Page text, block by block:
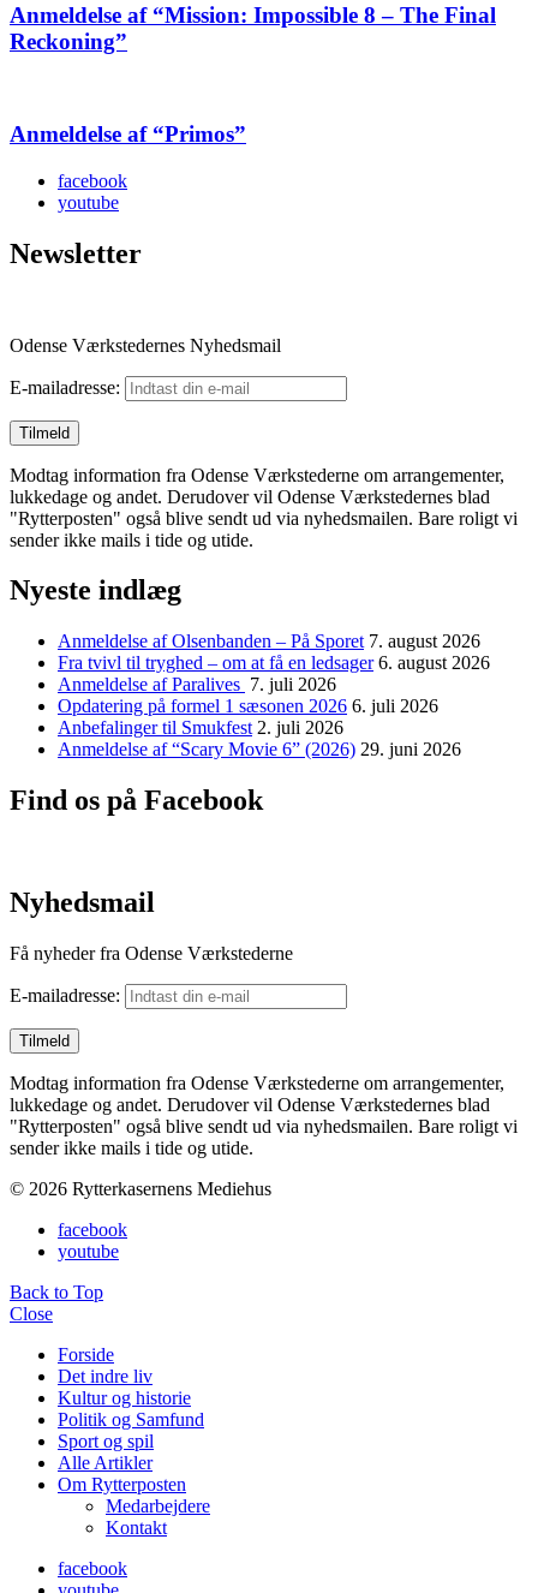
Anmeldelse af “Mission: Impossible 8 – The Final
Reckoning”
Anmeldelse af “Primos”
facebook
youtube
Newsletter
Odense Værkstedernes Nyhedsmail
E-mailadresse:
Modtag information fra Odense Værkstederne om arrangementer,
lukkedage og andet. Derudover vil Odense Værkstedernes blad
"Rytterposten" også blive sendt ud via nyhedsmailen. Bare roligt vi
sender ikke mails i tide og utide.
Nyeste indlæg
Anmeldelse af Olsenbanden – På Sporet 7. august 2026
Fra tvivl til tryghed – om at få en ledsager 6. august 2026
Anmeldelse af Paralives 7. juli 2026
Opdatering på formel 1 sæsonen 2026 6. juli 2026
Anbefalinger til Smukfest 2. juli 2026
Anmeldelse af “Scary Movie 6” (2026) 29. juni 2026
Find os på Facebook
Nyhedsmail
Få nyheder fra Odense Værkstederne
E-mailadresse:
Modtag information fra Odense Værkstederne om arrangementer,
lukkedage og andet. Derudover vil Odense Værkstedernes blad
"Rytterposten" også blive sendt ud via nyhedsmailen. Bare roligt vi
sender ikke mails i tide og utide.
© 2026 Rytterkasernens Mediehus
facebook
youtube
Back to Top
Close
Forside
Det indre liv
Kultur og historie
Politik og Samfund
Sport og spil
Alle Artikler
Om Rytterposten
Medarbejdere
Kontakt
facebook